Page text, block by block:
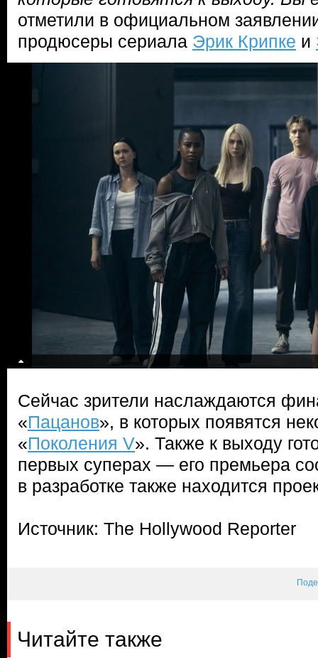
отметили в официальном
продюсеры сериала Эрик Крипке и
Сейчас зрители наслаждаются
«Пацанов», в которых появятся
«Поколения V». Также к выходу
первых суперах — его премьера
в разработке также находится
Источник: The Hollywood Reporter
Читайте также